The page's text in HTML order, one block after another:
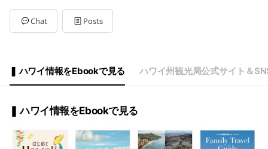
Chat Posts
❚ ハワイ情報をEbookで見る ハワイ州観光局公式サイト＆
❚ ハワイ情報をEbookで見る